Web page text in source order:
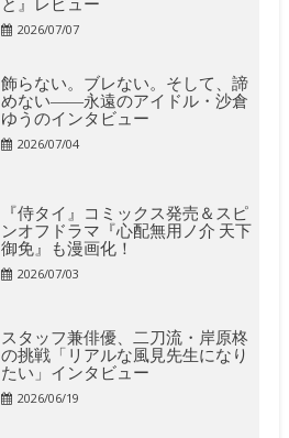
2026/07/07
飾らない。ブレない。そして、諦
めない――永遠のアイドル・沙倉
ゆうのインタビュー
2026/07/04
『侍タイ』コミックス発売＆スピ
ンオフドラマ『心配無用ノ介 天下
御免』も漫画化！
2026/07/03
スタッフ兼俳優、二刀流・岸原柊
の挑戦「リアルな風見先生になり
たい」インタビュー
2026/06/19